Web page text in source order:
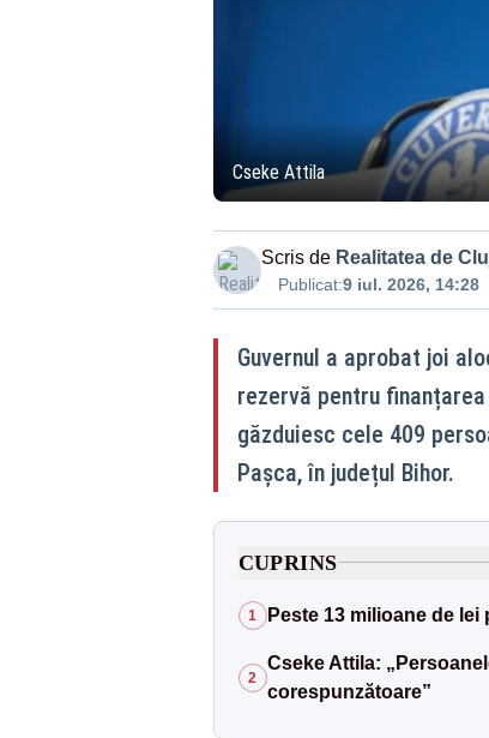
Cseke Attila
Scris de Realitatea de
Publicat:9 iul. 2026, 14:28
Guvernul a aprobat joi
rezervă pentru
găzduiesc cele 409
Pașca, în județul Bihor.
CUPRINS
1 Peste 13 milioane de
2
Cseke Attila:
corespunzătoare”